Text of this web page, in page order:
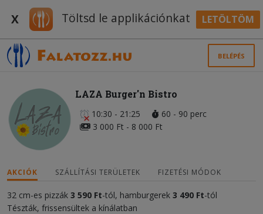
X Töltsd le applikációnkat LETÖLTÖM
BELÉPÉS
LAZA Burger'n Bistro
10:30 - 21:25
60 - 90 perc
3 000 Ft - 8 000 Ft
AKCIÓK SZÁLLÍTÁSI TERÜLETEK FIZETÉSI MÓDOK
32 cm-es pizzák 3 590 Ft-tól, hamburgerek 3 490 Ft-tól
Tészták, frissensültek a kínálatban